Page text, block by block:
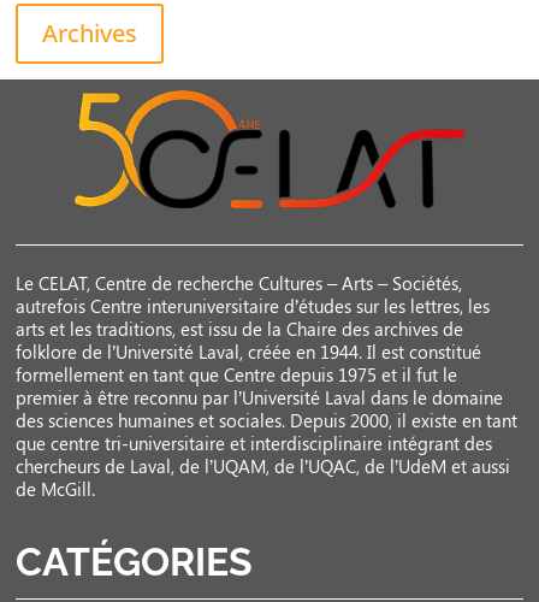
Archives
Le CELAT, Centre de recherche Cultures – Arts – Sociétés,
autrefois Centre interuniversitaire d’études sur les lettres, les
arts et les traditions, est issu de la Chaire des archives de
folklore de l’Université Laval, créée en 1944. Il est constitué
formellement en tant que Centre depuis 1975 et il fut le
premier à être reconnu par l’Université Laval dans le domaine
des sciences humaines et sociales. Depuis 2000, il existe en tant
que centre tri-universitaire et interdisciplinaire intégrant des
chercheurs de Laval, de l’UQAM, de l’UQAC, de l’UdeM et aussi
de McGill.
CATÉGORIES